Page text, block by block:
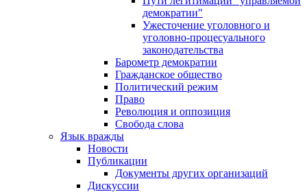
демократии"
Ужесточение уголовного и
уголовно-процесуального
законодательства
Барометр демократии
Гражданское общество
Политический режим
Право
Революция и оппозиция
Свобода слова
Язык вражды
Новости
Публикации
Документы других организаций
Дискуссии